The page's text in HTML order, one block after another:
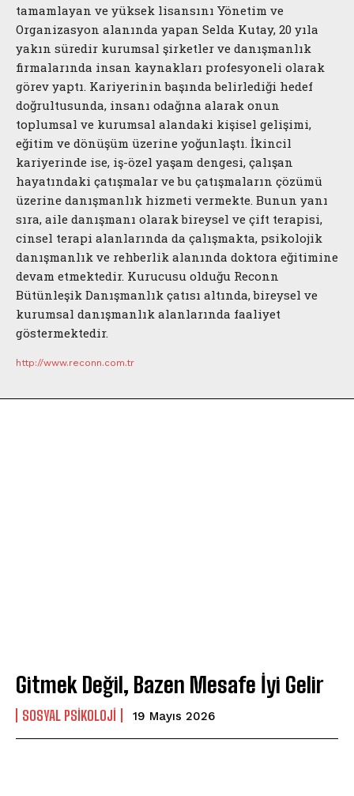
tamamlayan ve yüksek lisansını Yönetim ve
Organizasyon alanında yapan Selda Kutay, 20 yıla
yakın süredir kurumsal şirketler ve danışmanlık
firmalarında insan kaynakları profesyoneli olarak
görev yaptı. Kariyerinin başında belirlediği hedef
doğrultusunda, insanı odağına alarak onun
toplumsal ve kurumsal alandaki kişisel gelişimi,
eğitim ve dönüşüm üzerine yoğunlaştı. İkincil
kariyerinde ise, iş-özel yaşam dengesi, çalışan
hayatındaki çatışmalar ve bu çatışmaların çözümü
üzerine danışmanlık hizmeti vermekte. Bunun yanı
sıra, aile danışmanı olarak bireysel ve çift terapisi,
cinsel terapi alanlarında da çalışmakta, psikolojik
danışmanlık ve rehberlik alanında doktora eğitimine
devam etmektedir. Kurucusu olduğu Reconn
Bütünleşik Danışmanlık çatısı altında, bireysel ve
kurumsal danışmanlık alanlarında faaliyet
göstermektedir.
http://www.reconn.com.tr
Gitmek Değil, Bazen Mesafe İyi Gelir
SOSYAL PSIKOLOJI 19 Mayıs 2026